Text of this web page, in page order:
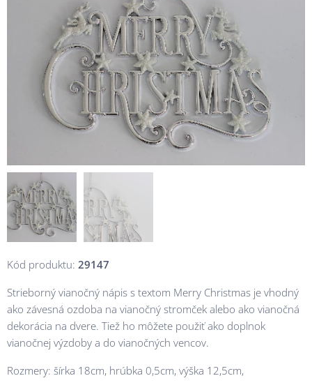
Kód produktu: 29147
Strieborný vianočný nápis s textom Merry Christmas je vhodný
ako závesná ozdoba na vianočný stromček alebo ako vianočná
dekorácia na dvere. Tiež ho môžete použiť ako doplnok
vianočnej výzdoby a do vianočných vencov.
Rozmery: šírka 18cm, hrúbka 0,5cm, výška 12,5cm,